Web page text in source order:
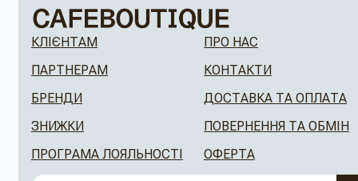
КЛІЄНТАМ
ПАРТНЕРАМ
БРЕНДИ
ЗНИЖКИ
ПРОГРАМА ЛОЯЛЬНОСТІ
ПРО НАС
КОНТАКТИ
ДОСТАВКА ТА ОПЛАТА
ПОВЕРНЕННЯ ТА ОБМІН
ОФЕРТА